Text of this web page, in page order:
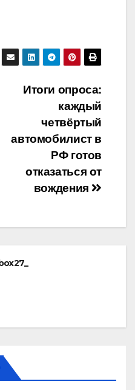
Итоги опроса:
каждый
четвёртый
автомобилист в
РФ готов
отказаться от
вождения